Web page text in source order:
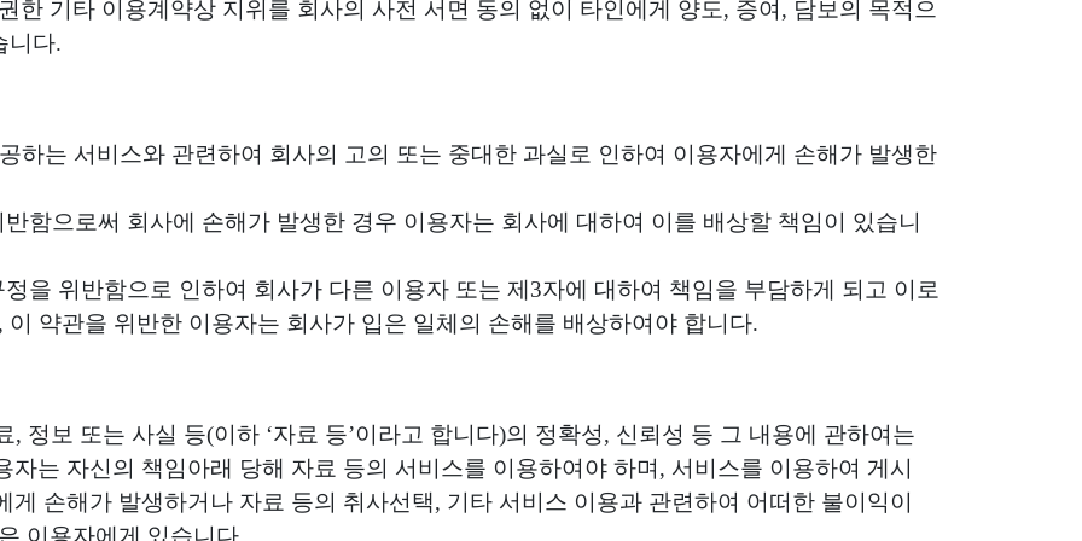
한 기타 이용계약상 지위를 회사의 사전 서면 동의 없이 타인에게 양도, 증여, 담보의 목적으
니다.
하는 서비스와 관련하여 회사의 고의 또는 중대한 과실로 인하여 이용자에게 손해가 발생한
함으로써 회사에 손해가 발생한 경우 이용자는 회사에 대하여 이를 배상할 책임이 있습니
을 위반함으로 인하여 회사가 다른 이용자 또는 제3자에 대하여 책임을 부담하게 되고 이로
약관을 위반한 이용자는 회사가 입은 일체의 손해를 배상하여야 합니다.
정보 또는 사실 등(이하 ‘자료 등’이라고 합니다)의 정확성, 신뢰성 등 그 내용에 관하여는
는 자신의 책임아래 당해 자료 등의 서비스를 이용하여야 하며, 서비스를 이용하여 게시
손해가 발생하거나 자료 등의 취사선택, 기타 서비스 이용과 관련하여 어떠한 불이익이
이용자에게 있습니다.